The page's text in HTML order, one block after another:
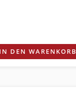
IN DEN WARENKORB